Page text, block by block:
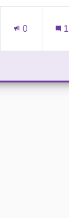
0 1